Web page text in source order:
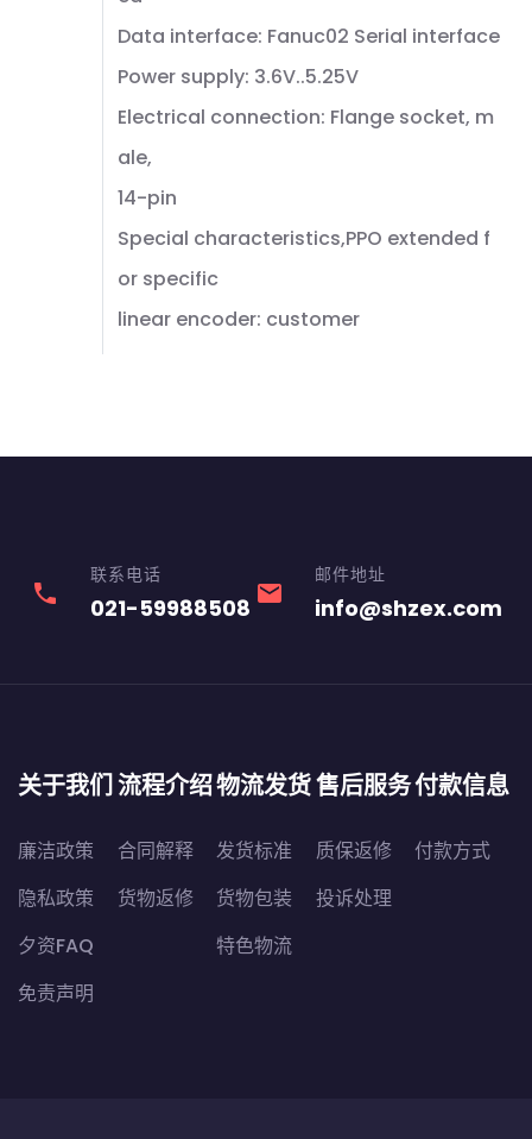
Data interface: Fanuc02 Serial interface
Power supply: 3.6V..5.25V
Electrical connection: Flange socket, m
ale,
14-pin
Special characteristics,PPO extended f
or specific
linear encoder: customer
phone
联系电话
021-59988508 email
邮件地址
info@shzex.com
关于我们
廉洁政策
隐私政策
夕资FAQ
免责声明
流程介绍
合同解释
货物返修
物流发货
发货标准
货物包装
特色物流
售后服务
质保返修
投诉处理
付款信息
付款方式